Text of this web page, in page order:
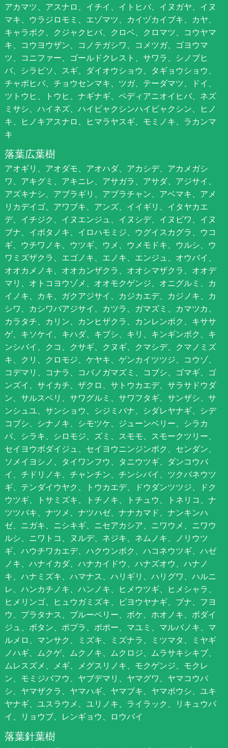
アカマツ、アスナロ、イチイ、イトヒバ、イヌガヤ、イヌ
マキ、ウラジロモミ、エゾマツ、カイヅカイブキ、カヤ、
キャラボク、クジャクヒバ、クロベ、クロマツ、コウヤマ
キ、コウヨウザン、コノテガシワ、コメツガ、ゴヨウマ
ツ、コニファー、ゴールドクレスト、サワラ、シノブヒ
バ、シラビソ、スギ、ダイオウショウ、タギョウショウ、
チャボヒバ、チョウセンマキ、ツガ、テーダマツ、ドイ、
ツトウヒ、トウヒ、ナギナギ、ペディアニオイヒバ、ネズ
ミサシ、ハイネズ、ハイビャクシンハイビャクシン、ヒノ
キ、ヒノキアスナロ、ヒマラヤスギ、モミノキ、ラカンマ
キ
落葉広葉樹
アオギリ、アオダモ、アオハダ、アカシデ、アカメガシ
ワ、アキグミ、アキニレ、アサガラ、アサダ、アジサイ、
アズキナシ、アブラギリ、アブラチャン、アベマキ、アメ
リカデイゴ、アワブキ、アンズ、イイギリ、イタヤカエ
デ、イチジク、イヌエンジュ、イヌシデ、イヌビワ、イヌ
ブナ、イボタノキ、イロハモミジ、ウグイスカグラ、ウコ
ギ、ウチワノキ、ウツギ、ウメ、ウメモドキ、ウルシ、ウ
ワミズザクラ、エゴノキ、エノキ、エンジュ、オウバイ、
オオカメノキ、オオカンザクラ、オオシマザクラ、オオデ
マリ、オトコヨウゾメ、オオモクゲンジ、オニグルミ、カ
イノキ、カキ、ガクアジサイ、カジカエデ、カジノキ、カ
シワ、カシワバアジサイ、カツラ、ガマズミ、カマツカ、
カラタチ、カリン、カンヒザクラ、カンレンボク、キササ
ゲ、キソケイ、キハダ、キブシ、キリ、キンギンボク、キ
ンシバイ、クコ、クサギ、クヌギ、クマシデ、クマノミズ
キ、クリ、クロモジ、ケヤキ、ゲンカイツツジ、コウゾ、
コデマリ、コナラ、コバノガマズミ、コブシ、ゴマギ、ゴ
ンズイ、サイカチ、ザクロ、サトウカエデ、サラサドウダ
ン、サルスベリ、サワグルミ、サワフタギ、サンザシ、サ
ンシュユ、サンショウ、シジミバナ、シダレヤナギ、シデ
コブシ、シナノキ、シモツケ、ジューンベリー、シラカ
バ、シラキ、シロモジ、ズミ、スモモ、スモークツリー、
セイヨウボダイジュ、セイヨウニンジンボク、センダン、
ソメイヨシノ、タイワンフウ、タニウツギ、ダンコウバ
イ、チドリノキ、チャンチン、チンシバイ、ツクバネウツ
ギ、テンダイウヤク、トウカエデ、ドウダンツツジ、ドク
ウツギ、トサミズキ、トチノキ、トチュウ、トネリコ、ナ
ツツバキ、ナツメ、ナツハゼ、ナナカマド、ナンキンハ
ゼ、ニガキ、ニシキギ、ニセアカシア、ニワウメ、ニワウ
ルシ、ニワトコ、ヌルデ、ネジキ、ネムノキ、ノリウツ
ギ、ハウチワカエデ、ハクウンボク、ハコネウツギ、ハゼ
ノキ、ハナイカダ、ハナカイドウ、ハナズオウ、ハナノ
キ、ハナミズキ、ハマナス、ハリギリ、ハリグワ、ハルニ
レ、ハンカチノキ、ハンノキ、ヒメウツギ、ヒメシャラ、
ヒメリンゴ、ヒュウガミズキ、ビヨウヤナギ、ブナ、フヨ
ウ、プラタナス、ブルーベリー、ボケ、ホオノキ、ボダイ
ジュ、ボタン、ポプラ、ポポー、マユミ、マルバノキ、マ
ルメロ、マンサク、ミズキ、ミズナラ、ミツマタ、ミヤギ
ノハギ、ムクゲ、ムクノキ、ムクロジ、ムラサキシキブ、
ムレスズメ、メギ、メグスリノキ、モクゲンジ、モクレ
ン、モミジバフウ、ヤブデマリ、ヤマグワ、ヤマコウバ
シ、ヤマザクラ、ヤマハギ、ヤマブキ、ヤマボウシ、ユキ
ヤナギ、ユスラウメ、ユリノキ、ライラック、リキュウバ
イ、リョウブ、レンギョウ、ロウバイ
落葉針葉樹